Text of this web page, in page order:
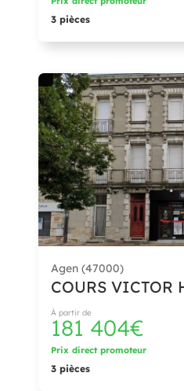
3 pièces
Agen (47000)
COURS VICTOR
À partir de
181 404€
Prix direct promoteur
3 pièces